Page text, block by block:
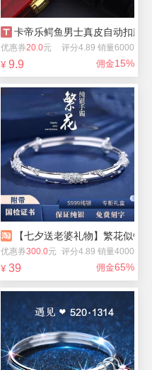
卡帝乐鳄鱼男士真皮自动扣腰带
优惠券20.0元 评分4.89 销量6000
¥ 9.9 佣金15%
【七夕送老婆礼物】繁花似锦
优惠券300.0元 评分4.89 销量4000
¥ 39 佣金65%